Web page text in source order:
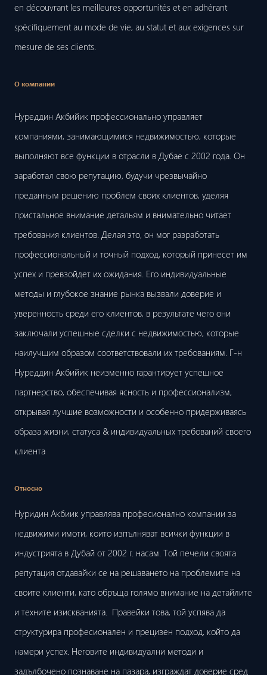
en découvrant les meilleures opportunités et en adhérant
spécifiquement au mode de vie, au statut et aux exigences sur
mesure de ses clients.
О компании
Нуреддин Акбийик профессионально управляет
компаниями, занимающимися недвижимостью, которые
выполняют все функции в отрасли в Дубае с 2002 года. Он
заработал свою репутацию, будучи чрезвычайно
преданным решению проблем своих клиентов, уделяя
пристальное внимание детальям и внимательно читает
требования клиентов. Делая это, он мог разработать
профессиональный и точный подход, который принесет им
успех и превзойдет их ожидания. Его индивидуальные
методы и глубокое знание рынка вызвали доверие и
уверенность среди его клиентов, в результате чего они
заключали успешные сделки с недвижимостью, которые
наилучшим образом соответствовали их требованиям. Г-н
Нуреддин Акбийик неизменно гарантирует успешное
партнерство, обеспечивая ясность и профессионализм,
открывая лучшие возможности и особенно придерживаясь
образа жизни, статуса & индивидуальных требований своего
клиента
Относно
Нуридин Акбиик управлява професионално компании за
недвижими имоти, които изпълняват всички функции в
индустрията в Дубай от 2002 г. насам. Той печели своята
репутация отдавайки се на решаването на проблемите на
своите клиенти, като обръща голямо внимание на детайлите
и техните изискванията. Правейки това, той успява да
структурира професионален и прецизен подход, който да
намери успех. Неговите индивидуални методи и
задълбочено познаване на пазара, изграждат доверие сред